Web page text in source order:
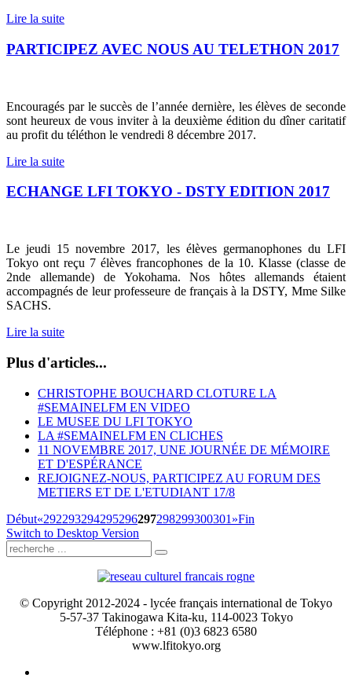
Lire la suite
PARTICIPEZ AVEC NOUS AU TELETHON 2017
Encouragés par le succès de l’année dernière, les élèves de seconde
sont heureux de vous inviter à la deuxième édition du dîner caritatif
au profit du téléthon le vendredi 8 décembre 2017.
Lire la suite
ECHANGE LFI TOKYO - DSTY EDITION 2017
Le jeudi 15 novembre 2017, les élèves germanophones du LFI
Tokyo ont reçu 7 élèves francophones de la 10. Klasse (classe de
2nde allemande) de Yokohama. Nos hôtes allemands étaient
accompagnés de leur professeure de français à la DSTY, Mme Silke
SACHS.
Lire la suite
Plus d'articles...
CHRISTOPHE BOUCHARD CLOTURE LA
#SEMAINELFM EN VIDEO
LE MUSEE DU LFI TOKYO
LA #SEMAINELFM EN CLICHES
11 NOVEMBRE 2017, UNE JOURNÉE DE MÉMOIRE
ET D'ESPÉRANCE
REJOIGNEZ-NOUS, PARTICIPEZ AU FORUM DES
METIERS ET DE L'ETUDIANT 17/8
Début«292293294295296297298299300301 »Fin
Switch to Desktop Version
© Copyright 2012-2024 - lycée français international de Tokyo
5-57-37 Takinogawa Kita-ku, 114-0023 Tokyo
Téléphone : +81 (0)3 6823 6580
www.lfitokyo.org